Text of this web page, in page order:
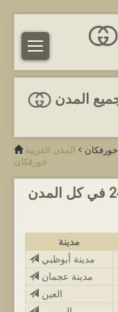
خورفكان : أسعار الذهب في جميع المدن
خورفكان > المدن القريبة
خورفكان
خورفكان : سعر الذهب عيار 24 في كل المدن
مدينة
مدينة أبوظبي
مدينة عجمان
العين